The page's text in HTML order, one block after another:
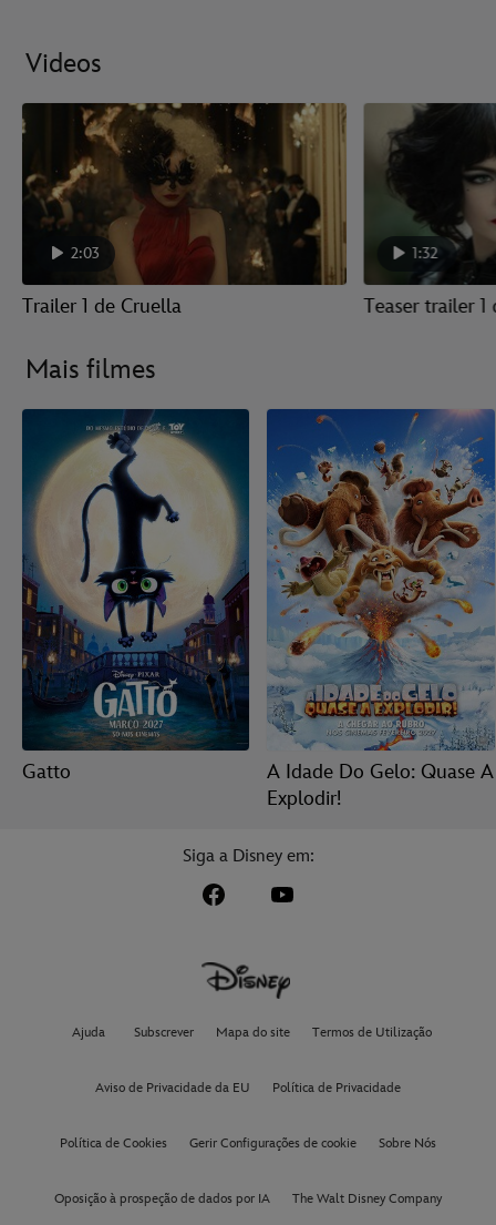
Videos
2:03
Trailer 1 de Cruella
1:32
Teaser trailer 1
Mais filmes
Gatto
A Idade Do Gelo: Quase A
Explodir!
Siga a Disney em:
Ajuda Subscrever Mapa do site Termos de Utilização
Aviso de Privacidade da EU Política de Privacidade
Política de Cookies Gerir Configurações de cookie Sobre Nós
Oposição à prospeção de dados por IA The Walt Disney Company